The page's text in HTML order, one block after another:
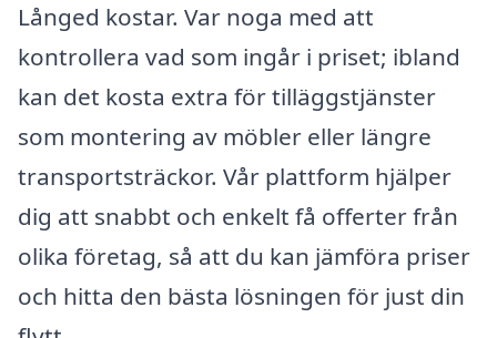
Långed kostar. Var noga med att
kontrollera vad som ingår i priset; ibland
kan det kosta extra för tilläggstjänster
som montering av möbler eller längre
transportsträckor. Vår plattform hjälper
dig att snabbt och enkelt få offerter från
olika företag, så att du kan jämföra priser
och hitta den bästa lösningen för just din